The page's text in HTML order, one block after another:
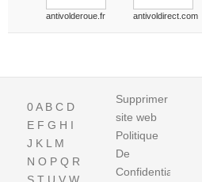
antivolderoue.fr antivoldirect.com
0A B C D
E F G H I
J K L M
N O P Q R
Supprimer
site web
Politique
De
Confidentialite